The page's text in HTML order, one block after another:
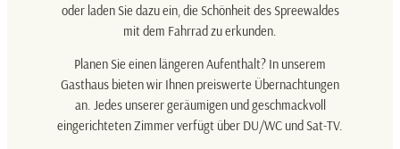
oder laden Sie dazu ein, die Schönheit des Spreewaldes
mit dem Fahrrad zu erkunden.
Planen Sie einen längeren Aufenthalt? In unserem
Gasthaus bieten wir Ihnen preiswerte Übernachtungen
an. Jedes unserer geräumigen und geschmackvoll
eingerichteten Zimmer verfügt über DU/WC und Sat-TV.